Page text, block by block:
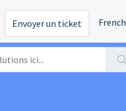
Envoyer un ticket French